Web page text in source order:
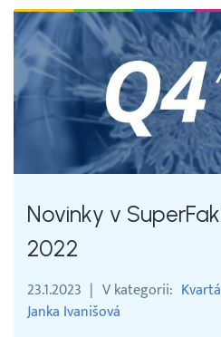
Novinky v
2022
23.1.2023 V kategorii
Janka Ivanišová